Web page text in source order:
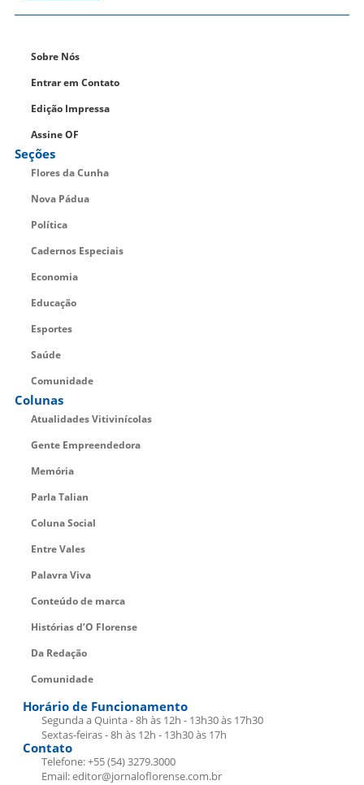
Sobre Nós
Entrar em Contato
Edição Impressa
Assine OF
Seções
Flores da Cunha
Nova Pádua
Política
Cadernos Especiais
Economia
Educação
Esportes
Saúde
Comunidade
Colunas
Atualidades Vitivinícolas
Gente Empreendedora
Memória
Parla Talian
Coluna Social
Entre Vales
Palavra Viva
Conteúdo de marca
Histórias d’O Florense
Da Redação
Comunidade
Horário de Funcionamento
Segunda a Quinta - 8h às 12h - 13h30 às 17h30
Sextas-feiras - 8h às 12h - 13h30 às 17h
Contato
Telefone: +55 (54) 3279.3000
Email: editor@jornaloflorense.com.br